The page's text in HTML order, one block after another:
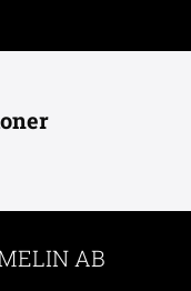
AB